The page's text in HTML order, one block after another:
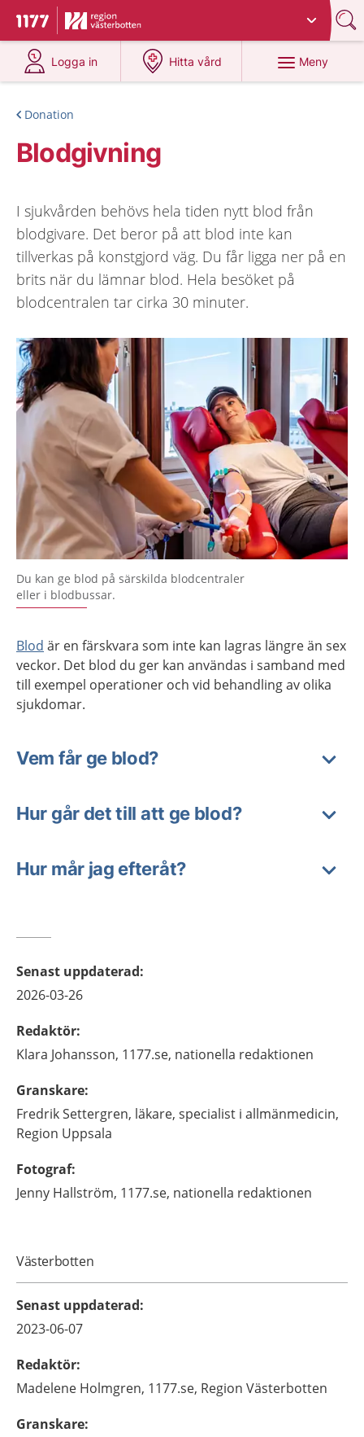
Till startsidan för 1177
Du har valt region
Logga in
på 1177.se
Hitta vård
på 1177.se
Meny
Donation
Blodgivning
I sjukvården behövs hela tiden nytt blod från
blodgivare. Det beror på att blod inte kan
tillverkas på konstgjord väg. Du får ligga ner på en
brits när du lämnar blod. Hela besöket på
blodcentralen tar cirka 30 minuter.
Du kan ge blod på särskilda blodcentraler
eller i blodbussar.
Blod är en färskvara som inte kan lagras längre än sex
veckor. Det blod du ger kan användas i samband med
till exempel operationer och vid behandling av olika
sjukdomar.
Vem får ge blod?
Hur går det till att ge blod?
Hur mår jag efteråt?
Senast uppdaterad:
2026-03-26
Redaktör:
Klara Johansson, 1177.se, nationella redaktionen
Granskare:
FredrikSettergren, läkare, specialist i allmänmedicin,
Region Uppsala
Fotograf:
Jenny Hallström, 1177.se, nationella redaktionen
Västerbotten
Senast uppdaterad:
2023-06-07
Redaktör:
Madelene Holmgren, 1177.se, Region Västerbotten
Granskare: